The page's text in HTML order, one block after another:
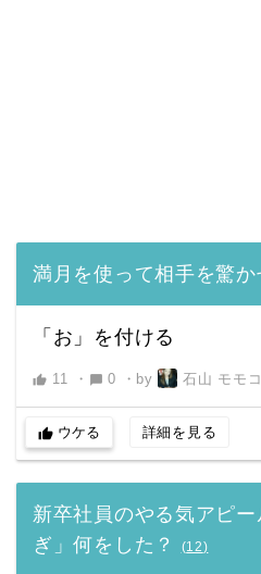
満月を使って相手を驚か
「お」を付ける
thumb_up 11 ・ chat_bubble 0 ・ by 石山 モモコ
thumb_up ウケる 詳細を見る
新卒社員のやる気アピ
ぎ」何をした？
(12)